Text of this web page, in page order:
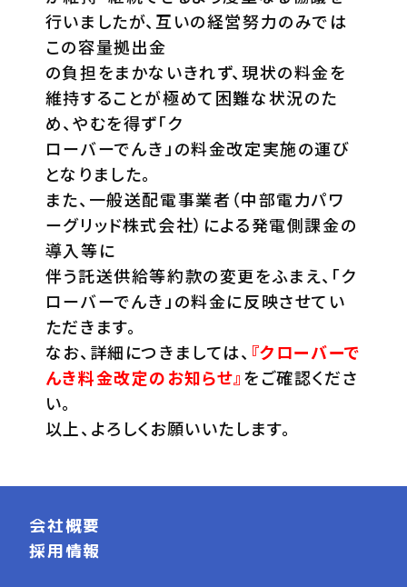
行いましたが、互いの経営努力のみでは
この容量拠出金
の負担をまかないきれず、現状の料金を
維持することが極めて困難な状況のた
め、やむを得ず「ク
ローバーでんき」の料金改定実施の運び
となりました。
また、一般送配電事業者（中部電力パワ
ーグリッド株式会社）による発電側課金の
導入等に
伴う託送供給等約款の変更をふまえ、「ク
ローバーでんき」の料金に反映させてい
ただきます。
なお、詳細につきましては、 『クローバーで
んき料金改定のお知らせ』をご確認くださ
い。
以上、よろしくお願いいたします。
会社概要
採用情報